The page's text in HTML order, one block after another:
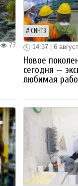
77
СИНТЗ
14:37 | 6
Новое
сегодня —
любимая